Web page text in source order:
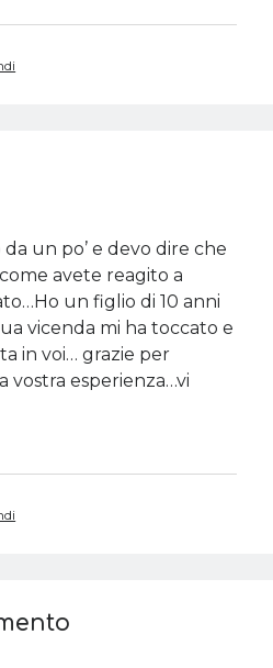
un po’ e devo dire che
avete reagito a
un figlio di 10 anni
vicenda mi ha toccato e
in voi… grazie per
vostra esperienza…vi